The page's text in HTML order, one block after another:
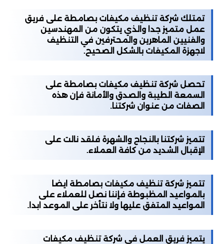
تمتلك شركة تنظيف مكيفات بصامطة على فريق
عمل متميز جدا والذي يتكون من المهندسین
والفنیین الماهرين والمحترفين في التنظيف
لاجهزة المكيفات بالشكل الصحيح.
تحصل شركة تنظيف مكيفات بصامطة على
السمعة الطيبة والصدق والأمانة فإن هذه
الصفات من عنوان شركتنا.
تتميز شركتنا بالنجاح والشهرة فلقد نالت على
الإقبال الشديد من كافة العملاء.
تتميز شركة تنظيف مكيفات بصامطة ايضا
بالمواعيد المظبوطة فإننا نصل للعملاء على
المواعيد المتفق عليها ولا نتأخر على الموعد ابدا.
يتميز فريق العمل في شركة تنظيف مكيفات